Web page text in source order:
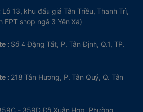
Lô 13, khu đấu giá Tân Triều, Thanh Trì,
FPT shop ngã 3 Yên Xá)
: Số 4 Đặng Tất, P. Tân Định, Q.1, TP.
: 218 Tân Hương, P. Tân Quý, Q. Tân
- 359D Đỗ Xuân Hợp, Phường